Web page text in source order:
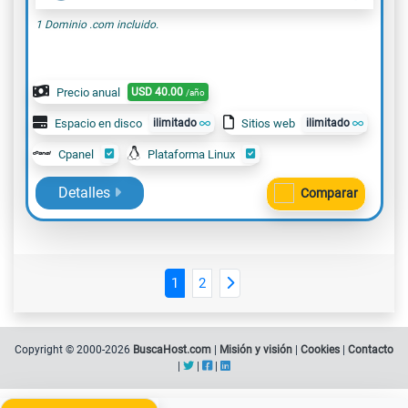
1 Dominio .com incluido.
Precio anual USD 40.00 /año
Espacio en disco ilimitado Sitios web ilimitado
Cpanel Plataforma Linux
Detalles Comparar
1 2
Copyright © 2000-2026 BuscaHost.com Misión y visión Cookies
Contacto